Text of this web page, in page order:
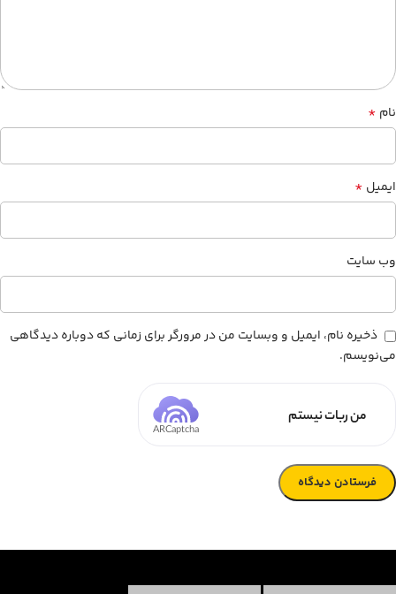
نام *
ایمیل *
وب‌ سایت
ذخیره نام، ایمیل و وبسایت من در مرورگر برای زمانی که دوباره دیدگاهی
می‌نویسم.
من ربات نیستم
ARCaptcha